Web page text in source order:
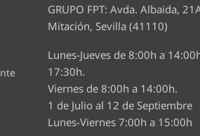
GRUPO FPT: Avda. Albaida,
Mitación, Sevilla (41110)
Lunes-Jueves de 8:00h a
17:30h.
Viernes de 8:00h a 14:00h.
1 de Julio al 12 de Septiembre
Lunes-Viernes 7:00h a 15:00h